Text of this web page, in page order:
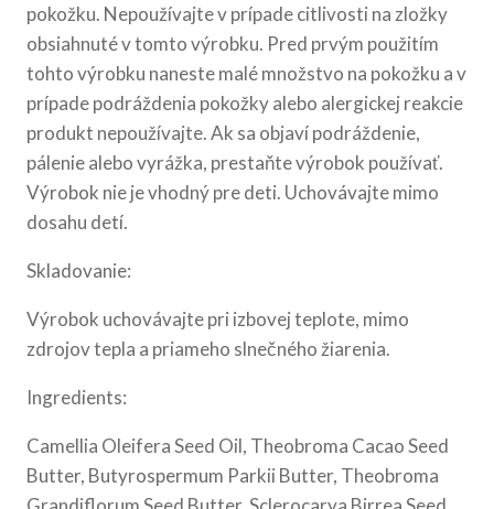
pokožku. Nepoužívajte v prípade citlivosti na zložky
obsiahnuté v tomto výrobku. Pred prvým použitím
tohto výrobku naneste malé množstvo na pokožku a v
prípade podráždenia pokožky alebo alergickej reakcie
produkt nepoužívajte. Ak sa objaví podráždenie,
pálenie alebo vyrážka, prestaňte výrobok používať.
Výrobok nie je vhodný pre deti. Uchovávajte mimo
dosahu detí.
Skladovanie:
Výrobok uchovávajte pri izbovej teplote, mimo
zdrojov tepla a priameho slnečného žiarenia.
Ingredients:
Camellia Oleifera Seed Oil, Theobroma Cacao Seed
Butter, Butyrospermum Parkii Butter, Theobroma